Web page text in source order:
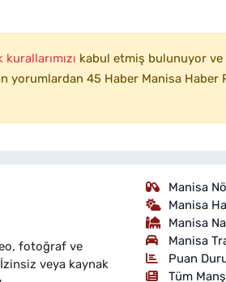
kabul etmiş bulunuyor
yorumlardan 45 Haber Manisa
fotoğraf ve
veya kaynak
Manisa
Manisa
Manisa
Manisa
Puan
Tüm